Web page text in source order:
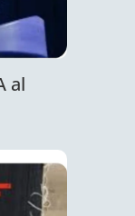
al